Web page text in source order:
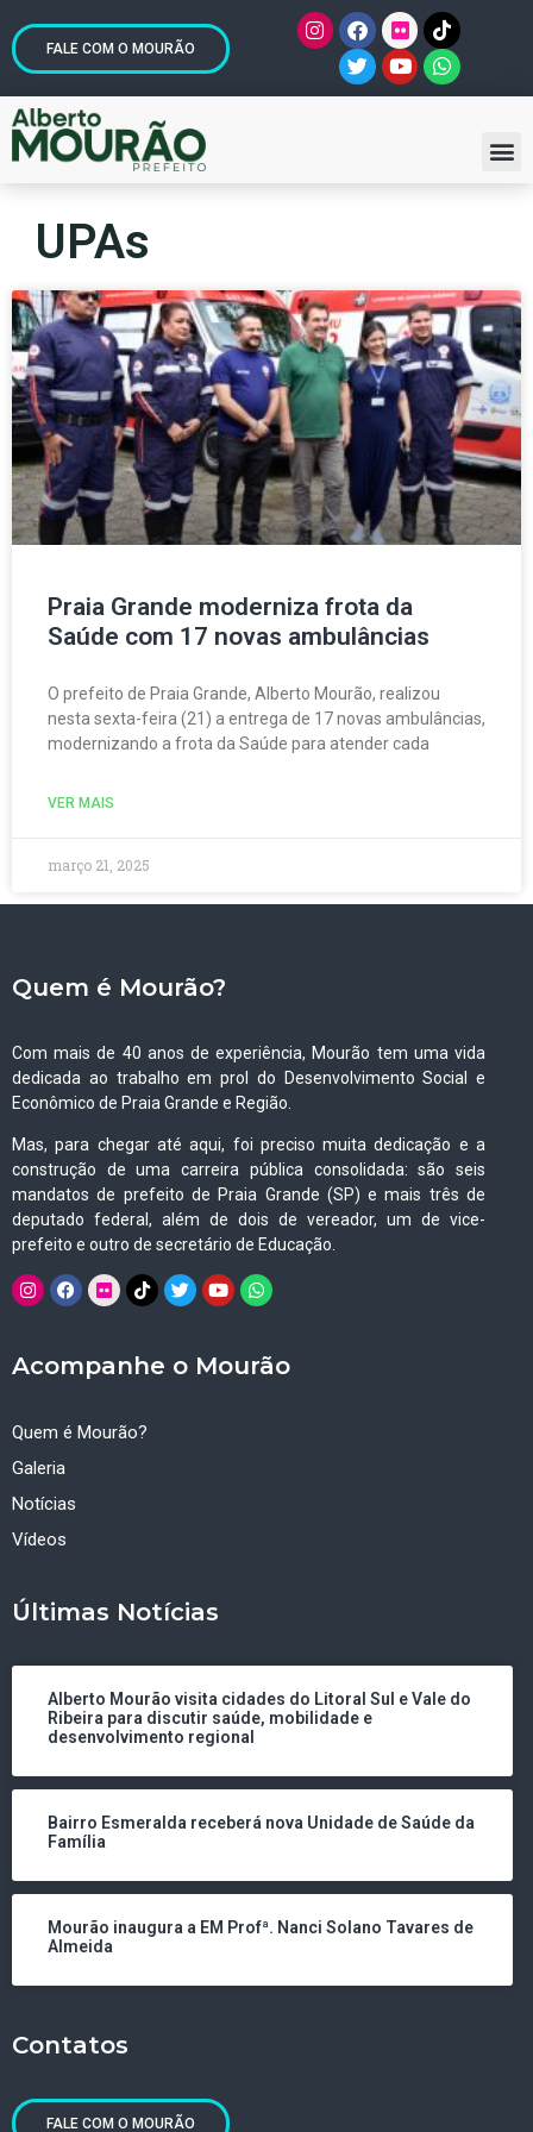
FALE COM O MOURÃO
UPAs
Praia Grande moderniza frota da
Saúde com 17 novas ambulâncias
O prefeito de Praia Grande, Alberto Mourão, realizou
nesta sexta-feira (21) a entrega de 17 novas ambulâncias,
modernizando a frota da Saúde para atender cada
VER MAIS
março 21, 2025
Quem é Mourão?
Com mais de 40 anos de experiência, Mourão tem uma vida
dedicada ao trabalho em prol do Desenvolvimento Social e
Econômico de Praia Grande e Região.
Mas, para chegar até aqui, foi preciso muita dedicação e a
construção de uma carreira pública consolidada: são seis
mandatos de prefeito de Praia Grande (SP) e mais três de
deputado federal, além de dois de vereador, um de vice-
prefeito e outro de secretário de Educação.
Acompanhe o Mourão
Quem é Mourão?
Galeria
Notícias
Vídeos
Últimas Notícias
Alberto Mourão visita cidades do Litoral Sul e Vale do
Ribeira para discutir saúde, mobilidade e
desenvolvimento regional
Bairro Esmeralda receberá nova Unidade de Saúde da
Família
Mourão inaugura a EM Profª. Nanci Solano Tavares de
Almeida
Contatos
FALE COM O MOURÃO